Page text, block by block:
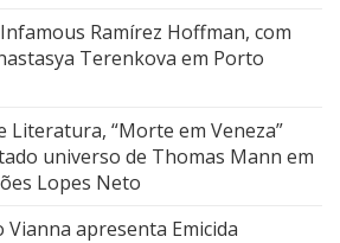
Ramírez Hoffman, com
Terenkova em Porto
Literatura, “Morte em Veneza”
universo de Thomas Mann em
Lopes Neto
apresenta Emicida